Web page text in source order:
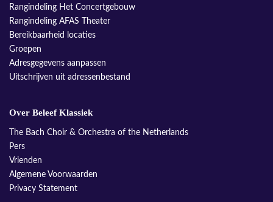
Rangindeling Het Concertgebouw
Rangindeling AFAS Theater
Bereikbaarheid locaties
Groepen
Adresgegevens aanpassen
Uitschrijven uit adressenbestand
Over Beleef Klassiek
The Bach Choir & Orchestra of the Netherlands
Pers
Vrienden
Algemene Voorwaarden
Privacy Statement